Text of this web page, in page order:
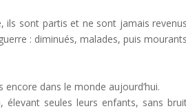
ils sont partis et ne sont jamais
: diminués, malades, puis
dans le monde aujourd’hui.
seules leurs enfants, sans